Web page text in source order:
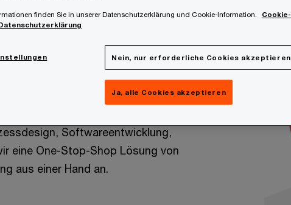
FAMS: Im Fokus stehen die
wir mit unserem Know-How und
Dadurch entlasten wir Ihre
sich auf Ihr Kerngeschäft und
Softwareentwicklung,
eine One-Stop-Shop Lösung von
aus einer Hand an.
finden Sie in unserer Datenschutzerklärung und Cookie-Information.
Cookie-
Nein, nur erforderliche Cookies akzeptieren
Ja, alle Cookies akzeptieren